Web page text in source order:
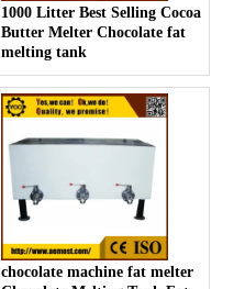
1000 Litter Best Selling Cocoa
Butter Melter Chocolate fat
melting tank
chocolate machine fat melter